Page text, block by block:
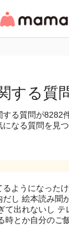
リ・情報サイト
する質
る質問が8282
なる質問を見つ
ようになった
だし 絵本読み聞
て出れないし
時とか自分のご